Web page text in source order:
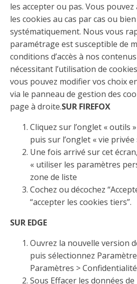
les accepter ou pas. Vous
les cookies au cas par cas ou
systématiquement. Nous vous
paramétrage est susceptible de
conditions d’accès à nos
nécessitant l’utilisation de
vous pouvez modifier vos choix
via le panneau de gestion des
page à droite.SUR FIREFOX
Cliquez sur l’onglet « outils
puis sur l’onglet « vie privée
Une fois arrivé sur cet
« utiliser les paramètres
zone de liste
Cochez ou décochez
“accepter les cookies tiers”.
SUR EDGE
Ouvrez la nouvelle version
puis sélectionnez
Paramètres >
Sous Effacer les données